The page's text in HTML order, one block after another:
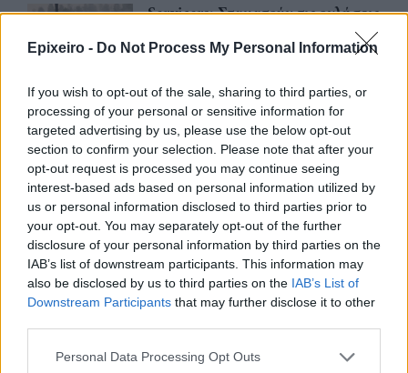
Epixeiro - Do Not Process My Personal Information
If you wish to opt-out of the sale, sharing to third parties, or
processing of your personal or sensitive information for
targeted advertising by us, please use the below opt-out
section to confirm your selection. Please note that after your
opt-out request is processed you may continue seeing
interest-based ads based on personal information utilized by
us or personal information disclosed to third parties prior to
your opt-out. You may separately opt-out of the further
disclosure of your personal information by third parties on the
IAB’s list of downstream participants. This information may
also be disclosed by us to third parties on the IAB’s List of
Downstream Participants that may further disclose it to other
Personal Data Processing Opt Outs
Servicers: Σταματούν τις οχλήσεις
πυρόπληκτους - Θα λάβουν μέτρα
05/08/26|15:44
Παράταση στην υποχρεωτική
ηλεκτρονική τιμολόγηση μέσω
παρόχου ζητούν Βιοτεχνικό
Επιμελητήριο Αθήνας -
Λογιστικός Σύλλογος Αθηνών
04/08/26|15:57
Ένωση Ελληνικών Τραπεζών:
Οικονομική ενίσχυση και
διαγραφή χρεών στις οικογένειες